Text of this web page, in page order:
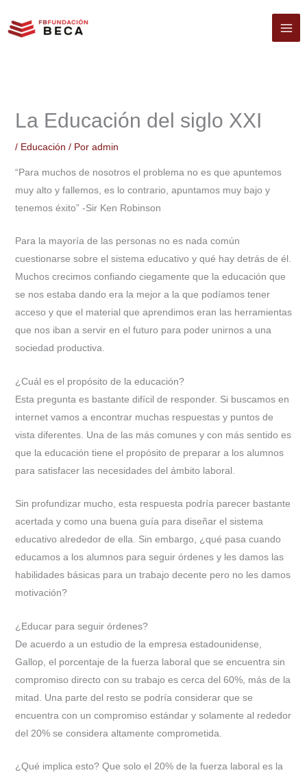
La Educación del siglo XXI
/ Educación / Por admin
“Para muchos de nosotros el problema no es que apuntemos
muy alto y fallemos, es lo contrario, apuntamos muy bajo y
tenemos éxito” -Sir Ken Robinson
Para la mayoría de las personas no es nada común
cuestionarse sobre el sistema educativo y qué hay detrás de él.
Muchos crecimos confiando ciegamente que la educación que
se nos estaba dando era la mejor a la que podíamos tener
acceso y que el material que aprendimos eran las herramientas
que nos iban a servir en el futuro para poder unirnos a una
sociedad productiva.
¿Cuál es el propósito de la educación?
Esta pregunta es bastante difícil de responder. Si buscamos en
internet vamos a encontrar muchas respuestas y puntos de
vista diferentes. Una de las más comunes y con más sentido es
que la educación tiene el propósito de preparar a los alumnos
para satisfacer las necesidades del ámbito laboral.
Sin profundizar mucho, esta respuesta podría parecer bastante
acertada y como una buena guía para diseñar el sistema
educativo alrededor de ella. Sin embargo, ¿qué pasa cuando
educamos a los alumnos para seguir órdenes y les damos las
habilidades básicas para un trabajo decente pero no les damos
motivación?
¿Educar para seguir órdenes?
De acuerdo a un estudio de la empresa estadounidense,
Gallop, el porcentaje de la fuerza laboral que se encuentra sin
compromiso directo con su trabajo es cerca del 60%, más de la
mitad. Una parte del resto se podría considerar que se
encuentra con un compromiso estándar y solamente al rededor
del 20% se considera altamente comprometida.
¿Qué implica esto? Que solo el 20% de la fuerza laboral es la